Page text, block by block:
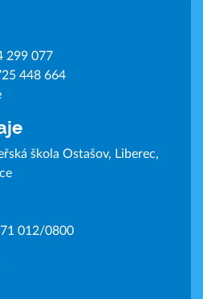
299 077
448 664
škola Ostašov, Liberec,
012/0800